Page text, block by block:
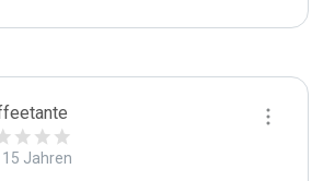
Jahren